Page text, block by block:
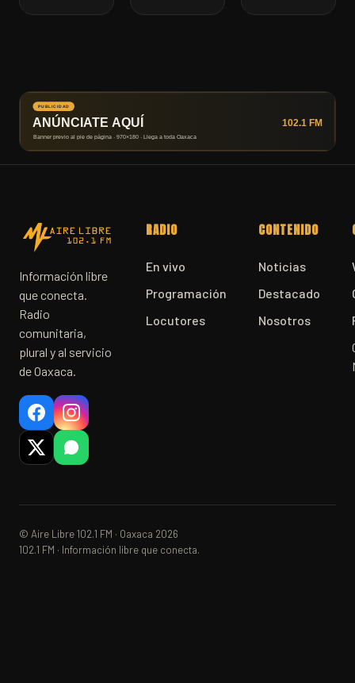
Información libre
que conecta.
Radio
comunitaria,
plural y al servicio
de Oaxaca.
RADIO
En vivo
Programación
Locutores
CONTENIDO
Noticias
Destacado
Nosotros
© Aire Libre 102.1 FM · Oaxaca 2026
102.1 FM · Información libre que conecta.